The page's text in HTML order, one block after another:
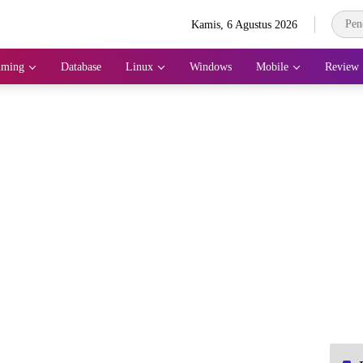
Kamis, 6 Agustus 2026
Database Linux Windows Mobile Review